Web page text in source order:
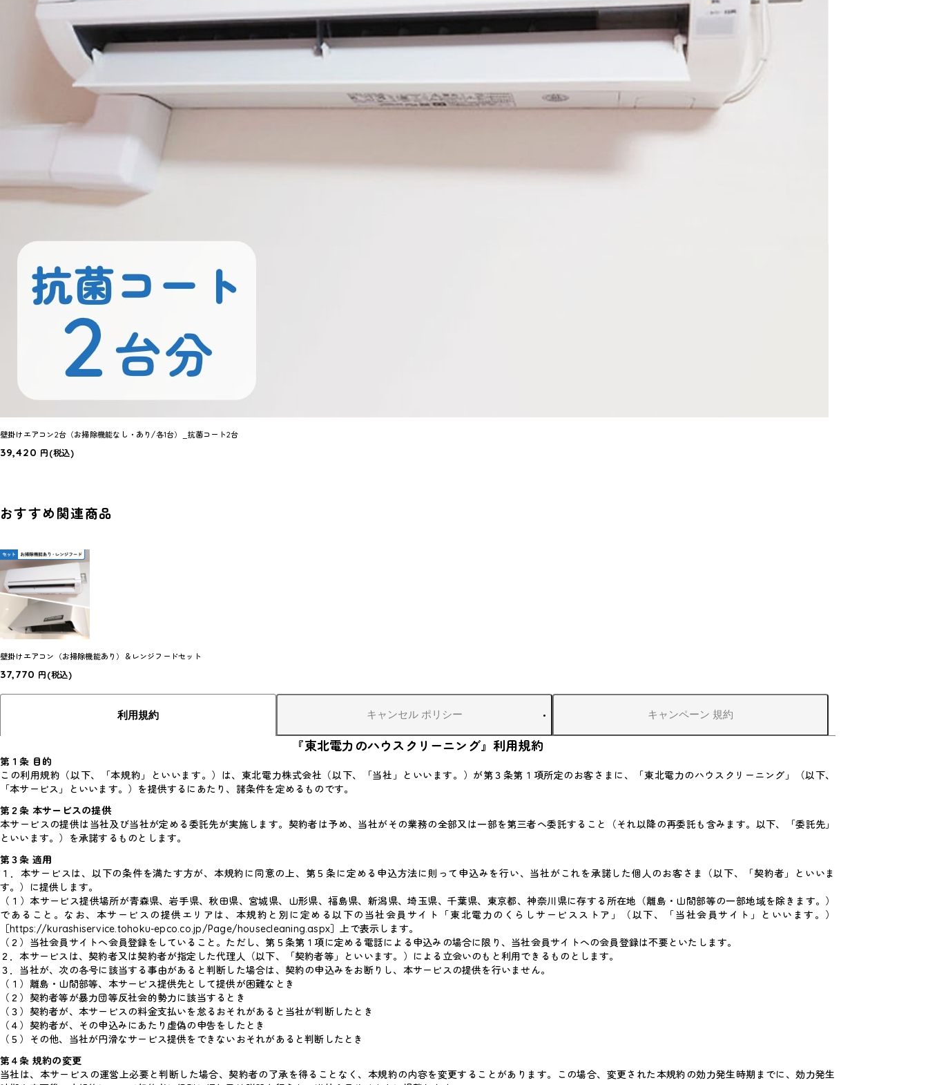
壁掛けエアコン2台（お掃除機能なし・あり/各1台）_抗菌コート2台
39,420 円 (税込)
おすすめ関連商品
壁掛けエアコン（お掃除機能あり）＆レンジフードセット
37,770 円 (税込)
利用規約 キャンセル ポリシー キャンペーン 規約
『東北電力のハウスクリーニング』利用規約
第１条 目的
この利用規約（以下、「本規約」といいます。）は、東北電力株式会社（以下、「当社」といいます。）が第３条第１項所定のお客さまに、「東北電力のハウスクリーニング」（以下、
「本サービス」といいます。）を提供するにあたり、諸条件を定めるものです。
第２条 本サービスの提供
本サービスの提供は当社及び当社が定める委託先が実施します。契約者は予め、当社がその業務の全部又は一部を第三者へ委託すること（それ以降の再委託も含みます。以下、「委託先」
といいます。）を承諾するものとします。
第３条 適用
１． 本サービスは、以下の条件を満たす方が、本規約に同意の上、第５条に定める申込方法に則って申込みを行い、当社がこれを承諾した個人のお客さま（以下、「契約者」といいま
す。）に提供します。
（１）本サービス提供場所が青森県、岩手県、秋田県、宮城県、山形県、福島県、新潟県、埼玉県、千葉県、東京都、神奈川県に存する所在地（離島・山間部等の一部地域を除きます。）
であること。なお、本サービスの提供エリアは、本規約と別に定める以下の当社会員サイト「東北電力のくらしサービスストア」（以下、「当社会員サイト」といいます。）
［https://kurashiservice.tohoku-epco.co.jp/Page/housecleaning.aspx］上で表示します。
（２）当社会員サイトへ会員登録をしていること。ただし、第５条第１項に定める電話による申込みの場合に限り、当社会員サイトへの会員登録は不要といたします。
２．本サービスは、契約者又は契約者が指定した代理人（以下、「契約者等」といいます。）による立会いのもと利用できるものとします。
３．当社が、次の各号に該当する事由があると判断した場合は、契約の申込みをお断りし、本サービスの提供を行いません。
（１）離島・山間部等、本サービス提供先として提供が困難なとき
（２）契約者等が暴力団等反社会的勢力に該当するとき
（３）契約者が、本サービスの料金支払いを怠るおそれがあると当社が判断したとき
（４）契約者が、その申込みにあたり虚偽の申告をしたとき
（５）その他、当社が円滑なサービス提供をできないおそれがあると判断したとき
第４条 規約の変更
当社は、本サービスの運営上必要と判断した場合、契約者の了承を得ることなく、本規約の内容を変更することがあります。この場合、変更された本規約の効力発生時期までに、効力発生